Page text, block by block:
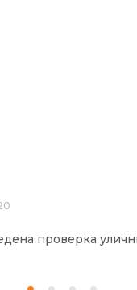
проверка